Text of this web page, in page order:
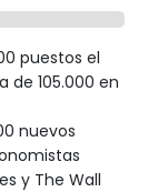
puestos el
de 105.000 en
nuevos
y The Wall